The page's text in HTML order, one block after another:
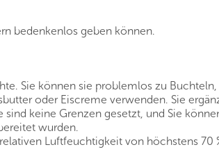
bedenkenlos geben können.
Sie können sie problemlos zu
oder Eiscreme verwenden. Sie
keine Grenzen gesetzt, und Sie
wurden.
Luftfeuchtigkeit von höchstens 70